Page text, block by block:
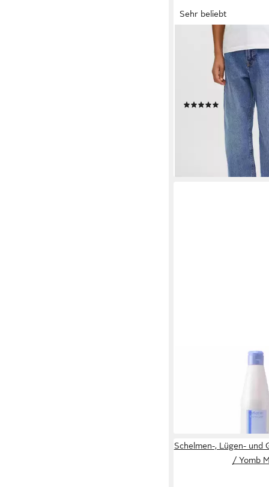
Sehr beliebt
JACK & JONES JUNIOR
Relax-fit-Jeans
Abriebeffekten und
Tragekomfort
modisch, relaxed fit,
(43)
ab 23,99 € UVP 29,99
lieferbar - in 1-2
Glättungsbalsam
Shot Straightening
lieferbar - in 9-11
Schelmen-, Lügen- und
/ Yomb